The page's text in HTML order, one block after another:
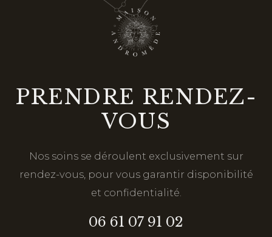
PRENDRE RENDEZ-
VOUS
Nos soins se déroulent exclusivement sur
rendez-vous, pour vous garantir disponibilité
et confidentialité.
06 61 07 91 02